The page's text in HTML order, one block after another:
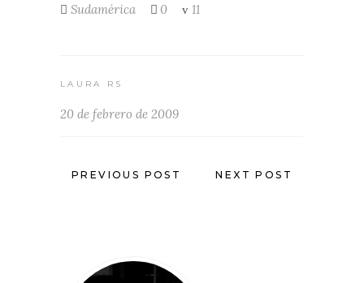
Sudamérica 0 11
LAURA RS
20 de febrero de 2009
PREVIOUS POST NEXT POST